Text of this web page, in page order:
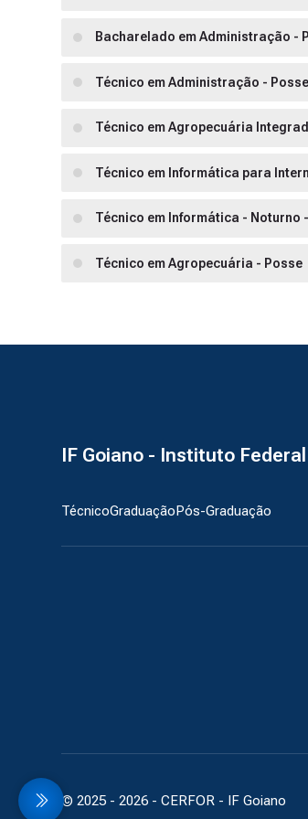
Bacharelado em Administração -
Técnico em Administração - Posse
Técnico em Agropecuária
Técnico em Informática para
Técnico em Informática - Noturno
Técnico em Agropecuária - Posse
IF Goiano - Instituto
TécnicoGraduaçãoPós-Graduação
© 2025 - 2026 - CERFOR - IF Goiano